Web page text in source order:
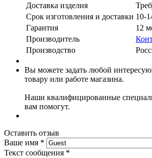
Доставка изделия
Срок изготовления и доставки 10-
Гарантия
12
Производитель
Производство
Вы можете задать любой
товару или работе магазина.
Наши квалифицированные
вам помогут.
Оставить отзыв
Ваше имя *
Текст сообщения *